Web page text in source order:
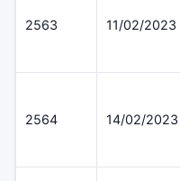
2563 11/02/2023
2564 14/02/2023